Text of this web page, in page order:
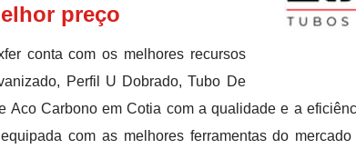
preço
conta com os melhores recursos
Perfil U Dobrado, Tubo De
Carbono em Cotia com a qualidade e a
com as melhores ferramentas do